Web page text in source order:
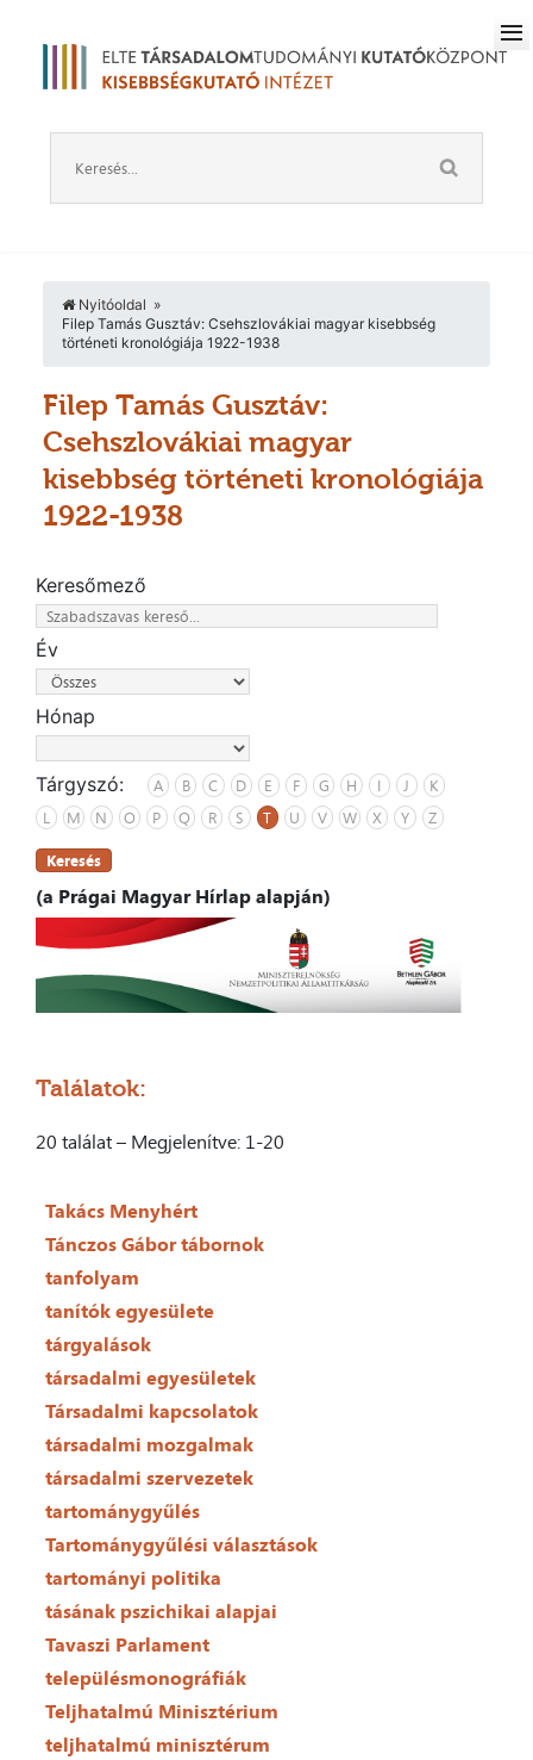
Nyitóoldal
Filep Tamás Gusztáv: Csehszlovákiai magyar kisebbség
történeti kronológiája 1922-1938
Filep Tamás Gusztáv:
Csehszlovákiai magyar
kisebbség történeti kronológiája
1922-1938
Keresőmező
Év
Hónap
Tárgyszó: A B C D E F G H I J
K
L
M N O P Q R S T U V W X Y Z
Keresés
(a Prágai Magyar Hírlap alapján)
Találatok:
20 találat – Megjelenítve: 1-20
Takács Menyhért
Tánczos Gábor tábornok
tanfolyam
tanítók egyesülete
tárgyalások
társadalmi egyesületek
Társadalmi kapcsolatok
társadalmi mozgalmak
társadalmi szervezetek
tartománygyűlés
Tartománygyűlési választások
tartományi politika
tásának pszichikai alapjai
Tavaszi Parlament
településmonográfiák
Teljhatalmú Minisztérium
teljhatalmú minisztérum